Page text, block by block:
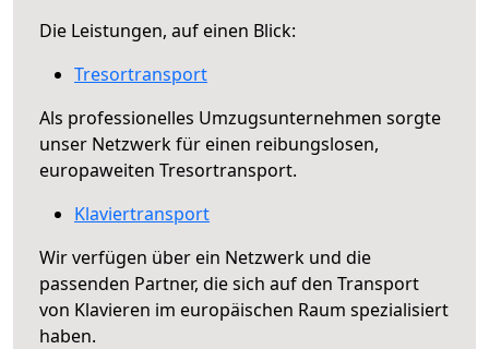
Die Leistungen, auf einen Blick:
Tresortransport
Als professionelles Umzugsunternehmen sorgte
unser Netzwerk für einen reibungslosen,
europaweiten Tresortransport.
Klaviertransport
Wir verfügen über ein Netzwerk und die
passenden Partner, die sich auf den Transport
von Klavieren im europäischen Raum spezialisiert
haben.